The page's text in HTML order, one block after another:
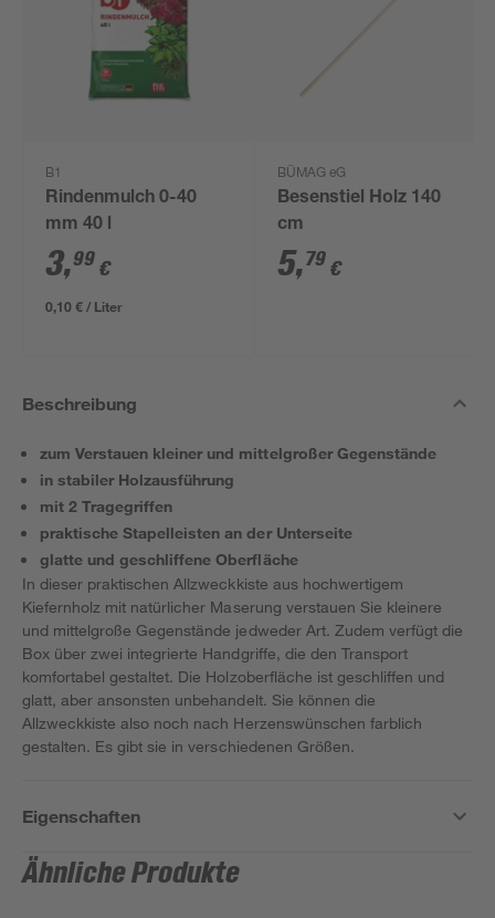
B1
Rindenmulch 0-40
mm 40 l
3,99 €
0,10 € / Liter
BÜMAG eG
Besenstiel Holz 140
cm
5,79 €
Beschreibung
zum Verstauen kleiner und mittelgroßer Gegenstände
in stabiler Holzausführung
mit 2 Tragegriffen
praktische Stapelleisten an der Unterseite
glatte und geschliffene Oberfläche
In dieser praktischen Allzweckkiste aus hochwertigem
Kiefernholz mit natürlicher Maserung verstauen Sie kleinere
und mittelgroße Gegenstände jedweder Art. Zudem verfügt die
Box über zwei integrierte Handgriffe, die den Transport
komfortabel gestaltet. Die Holzoberfläche ist geschliffen und
glatt, aber ansonsten unbehandelt. Sie können die
Allzweckkiste also noch nach Herzenswünschen farblich
gestalten. Es gibt sie in verschiedenen Größen.
Eigenschaften
Ähnliche Produkte